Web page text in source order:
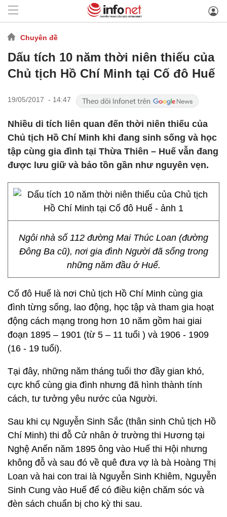
Chuyên đề
Dấu tích 10 năm thời niên thiếu của
Chủ tịch Hồ Chí Minh tại Cố đô Huế
19/05/2017 - 14:47
Nhiều di tích liên quan đến thời niên thiếu của
Chủ tịch Hồ Chí Minh khi đang sinh sống và học
tập cùng gia đình tại Thừa Thiên – Huế vẫn đang
được lưu giữ và bảo tồn gần như nguyên vẹn.
Ngôi nhà số 112 đường Mai Thúc Loan (đường
Đông Ba cũ), nơi gia đình Người đã sống trong
những năm đầu ở Huế.
Cố đô Huế là nơi Chủ tịch Hồ Chí Minh cùng gia
đình từng sống, lao động, học tập và tham gia hoạt
động cách mạng trong hơn 10 năm gồm hai giai
đoạn 1895 – 1901 (từ 5 – 11 tuổi ) và 1906 - 1909
(16 - 19 tuổi).
Tại đây, những năm tháng tuổi thơ đầy gian khó,
cực khổ cùng gia đình nhưng đã hình thành tính
cách, tư tưởng yêu nước của Người.
Sau khi cụ Nguyễn Sinh Sắc (thân sinh Chủ tịch Hồ
Chí Minh) thi đỗ Cử nhân ở trường thi Hương tại
Nghệ Anến năm 1895 ông vào Huế thi Hội nhưng
không đỗ và sau đó về quê đưa vợ là bà Hoàng Thị
Loan và hai con trai là Nguyễn Sinh Khiêm, Nguyễn
Sinh Cung vào Huế để có điều kiện chăm sóc và
đèn sách chuẩn bị cho kỳ thi sau.